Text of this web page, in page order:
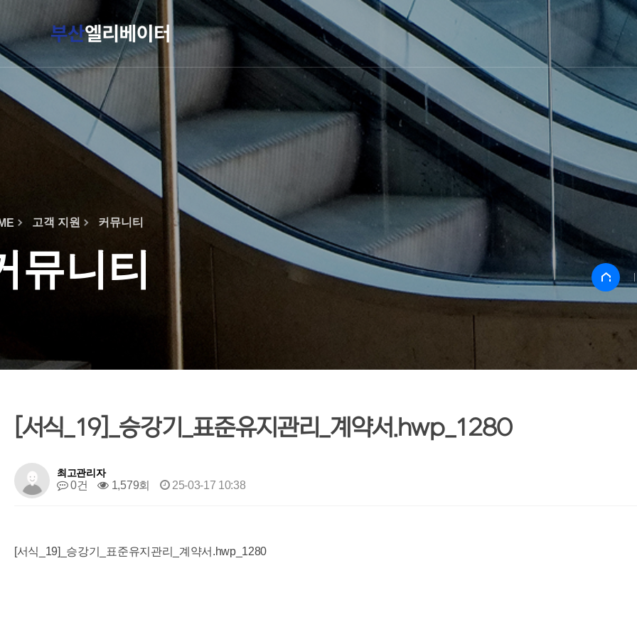
고객 지원 커뮤니티
뮤니티
[서식_19]_승강기_표준유지관리_계약서.hwp_1280
최고관리자
0건 1,579회 25-03-17 10:38
[서식_19]_승강기_표준유지관리_계약서.hwp_1280